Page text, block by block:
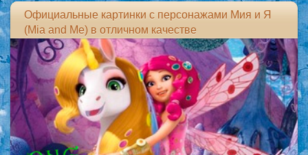
Официальные картинки с персонажами Мия и Я
(Mia and Me) в отличном качестве